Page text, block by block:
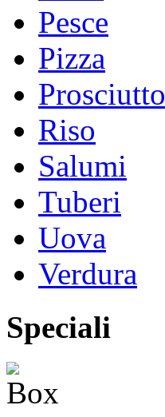
Pesce
Pizza
Prosciutto
Riso
Salumi
Tuberi
Uova
Verdura
Speciali